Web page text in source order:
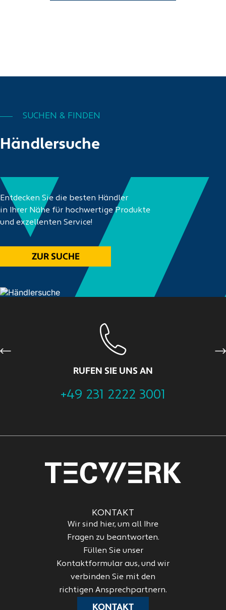
Händlersuche
SUCHEN & FINDEN
Entdecken Sie die besten Händler
in Ihrer Nähe für hochwertige Produkte
und exzellenten Service!
ZUR SUCHE
RUFEN SIE UNS AN
+49 231 2222 3001
Previous
KONTAKT
Wir sind hier, um all Ihre
Fragen zu beantworten.
Füllen Sie unser
Kontaktformular aus, und wir
verbinden Sie mit den
richtigen Ansprechpartnern.
KONTAKT